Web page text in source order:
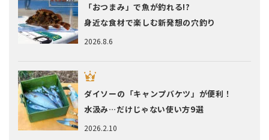
2026.8.6
「おつまみ」で魚が釣れる!?
身近な食材で楽しむ新発想の穴釣り
2026.2.10
ダイソーの「キャンプバケツ」が便利！
水汲み…だけじゃない使い方9選